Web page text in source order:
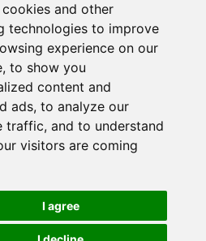
cookies and other
technologies to improve
experience on our
to show you
content and
ads, to analyze our
traffic, and to understand
visitors are coming
I agree